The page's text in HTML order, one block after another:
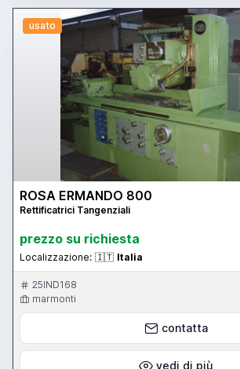
usato
ROSA ERMANDO 800
Rettificatrici Tangenziali
prezzo su richiesta
Localizzazione: 🇮🇹 Italia
25IND168
marmonti
contatta
vedi di più